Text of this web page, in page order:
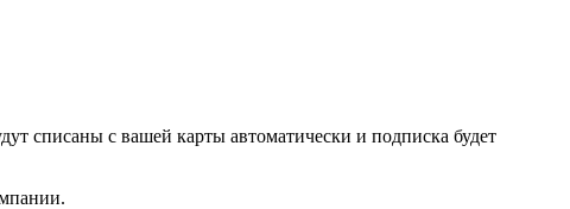
списаны с вашей карты автоматически и подписка будет